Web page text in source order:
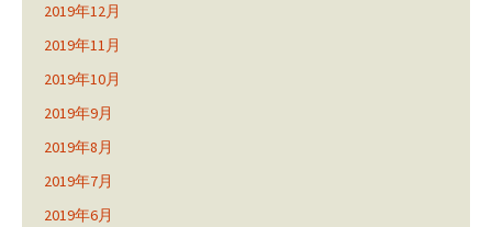
2019年12月
2019年11月
2019年10月
2019年9月
2019年8月
2019年7月
2019年6月